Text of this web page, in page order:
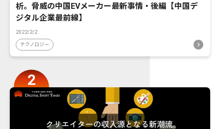
析。脅威の中国EVメーカー最新事情・後編【中国デ
ジタル企業最前線】
2022/2/2
テクノロジー